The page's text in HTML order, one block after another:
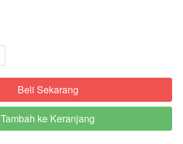
`Beli Sekarang
`
Tambah ke Keranjang